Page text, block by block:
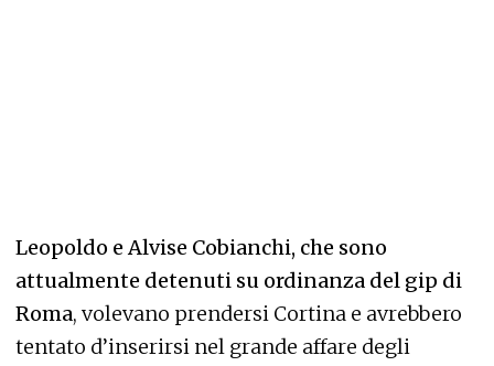
Leopoldo e Alvise Cobianchi, che sono
attualmente detenuti su ordinanza del gip di
Roma, volevano prendersi Cortina e avrebbero
tentato d’inserirsi nel grande affare degli